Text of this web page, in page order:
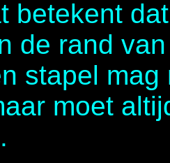
betekent
de rand
stapel
moet